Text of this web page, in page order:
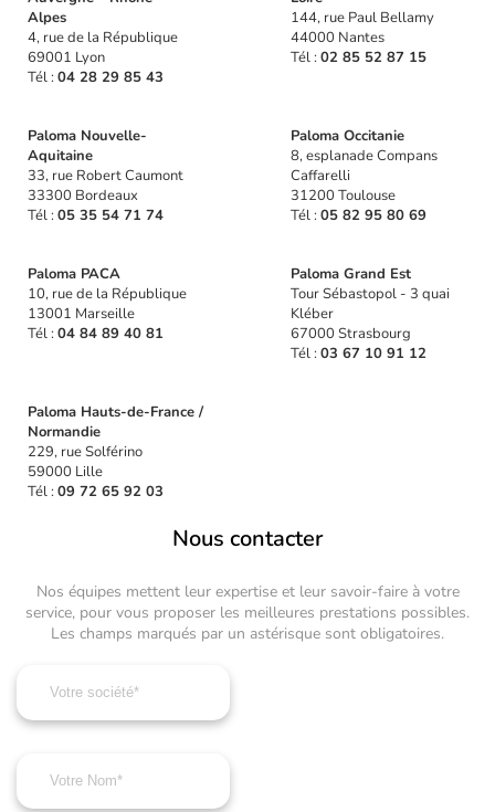
Alpes
4, rue de la République
69001 Lyon
Tél : 04 28 29 85 43
144, rue Paul Bellamy
44000 Nantes
Tél : 02 85 52 87 15
Paloma Nouvelle-
Aquitaine
33, rue Robert Caumont
33300 Bordeaux
Tél : 05 35 54 71 74
Paloma Occitanie
8, esplanade Compans
Caffarelli
31200 Toulouse
Tél : 05 82 95 80 69
Paloma PACA
10, rue de la République
13001 Marseille
Tél : 04 84 89 40 81
Paloma Grand Est
Tour Sébastopol - 3 quai
Kléber
67000 Strasbourg
Tél : 03 67 10 91 12
Paloma Hauts-de-France /
Normandie
229, rue Solférino
59000 Lille
Tél : 09 72 65 92 03
Nous contacter
Nos équipes mettent leur expertise et leur savoir-faire à votre
service, pour vous proposer les meilleures prestations possibles.
Les champs marqués par un astérisque sont obligatoires.